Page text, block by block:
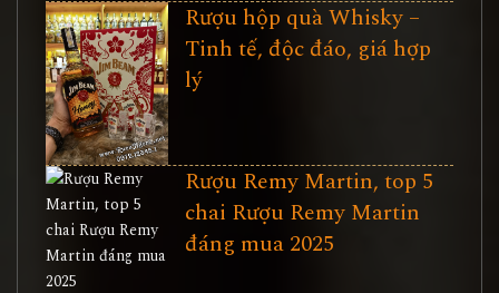
Rượu hộp quà Whisky –
Tinh tế, độc đáo, giá hợp
lý
Rượu Remy Martin, top 5
chai Rượu Remy Martin
đáng mua 2025